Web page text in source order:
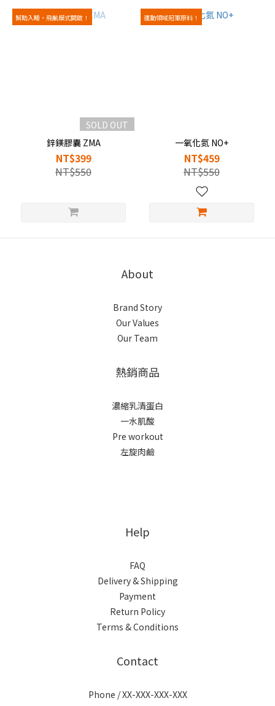
幫助入睡，飛航模式開啟！
SOLD OUT
鋅鎂膠囊 ZMA
NT$399
NT$550
運動領域冠軍原料！
一氧化氮 NO+
NT$459
NT$550
About
Brand Story
Our Values
Our Team
熱銷商品
濃縮乳清蛋白
一水肌酸
Pre workout
左旋肉鹼
Help
FAQ
Delivery & Shipping
Payment
Return Policy
Terms & Conditions
Contact
Phone / XX-XXX-XXX-XXX